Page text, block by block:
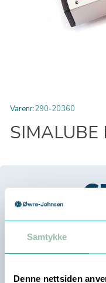
Samtykke
Denne nettsiden
Varenr:290-20360
Eksl.